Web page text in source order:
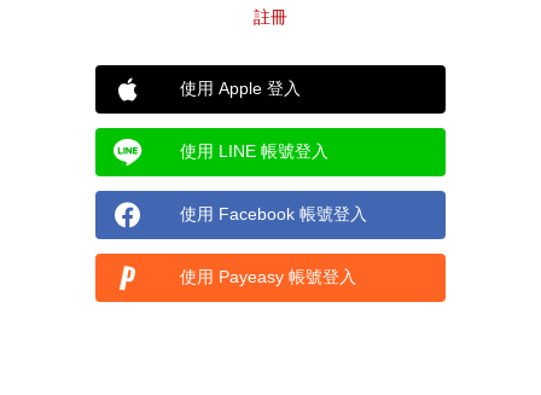
使用 Apple 登入
使用 LINE 帳號登入
使用 Facebook 帳號登入
使用 Payeasy 帳號登入